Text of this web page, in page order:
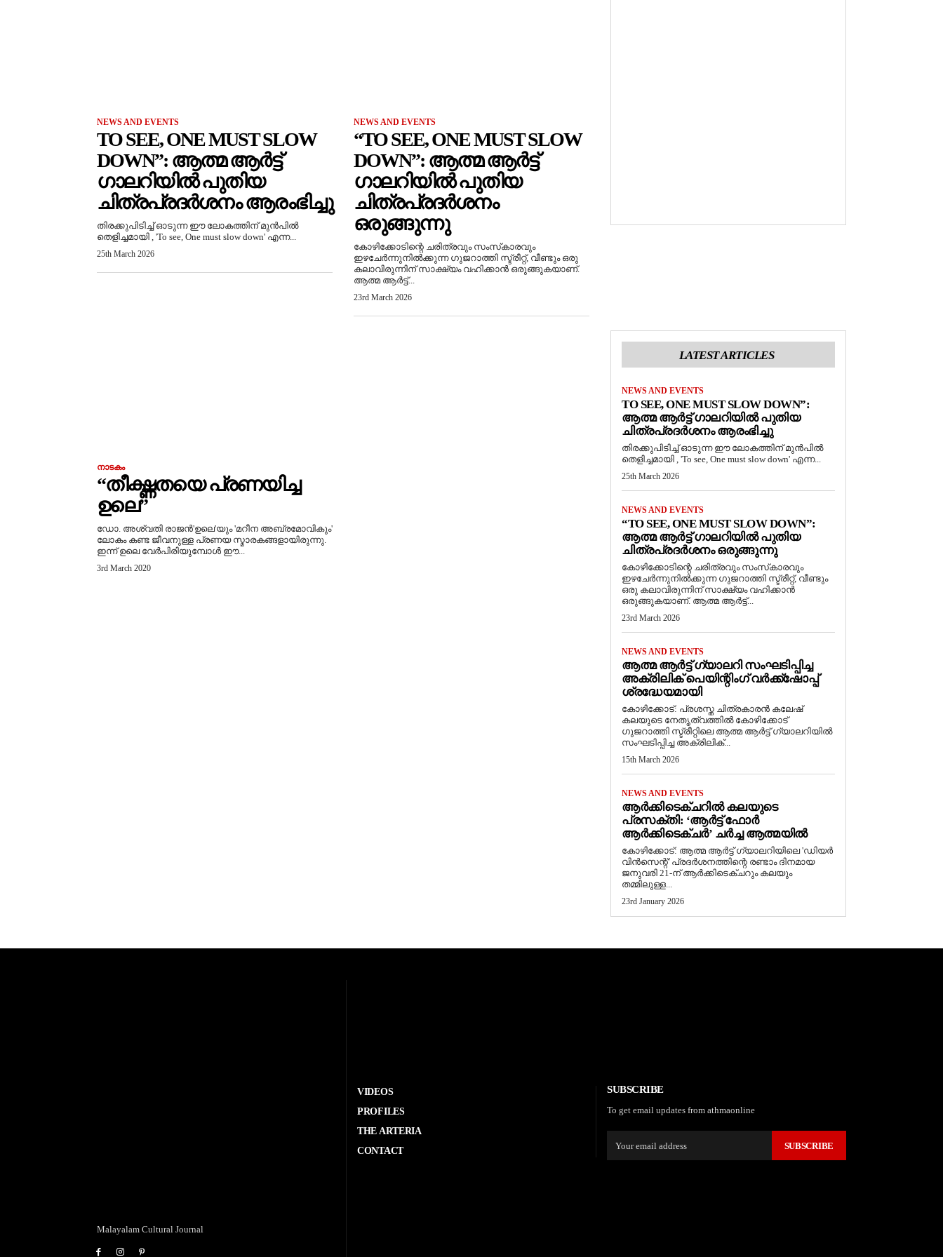
NEWS AND EVENTS
TO SEE, ONE MUST SLOW
DOWN”: ആത്മ ആർട്ട്
ഗാലറിയിൽ പുതിയ
ചിത്രപ്രദർശനം ആരംഭിച്ചു
തിരക്കുപിടിച്ച് ഓടുന്ന ഈ ലോകത്തിന് മുൻപിൽ
തെളിച്ചമായി , 'To see, One must slow down' എന്ന...
25th March 2026
NEWS AND EVENTS
“TO SEE, ONE MUST SLOW
DOWN”: ആത്മ ആർട്ട്
ഗാലറിയിൽ പുതിയ
ചിത്രപ്രദർശനം
ഒരുങ്ങുന്നു
കോഴിക്കോടിന്റെ ചരിത്രവും സംസ്‌കാരവും
ഇഴചേർന്നുനിൽക്കുന്ന ഗുജറാത്തി സ്ട്രീറ്റ്, വീണ്ടും ഒരു
കലാവിരുന്നിന് സാക്ഷ്യം വഹിക്കാൻ ഒരുങ്ങുകയാണ്.
ആത്മ ആർട്ട്...
23rd March 2026
നാടകം
“തീക്ഷ്ണതയെ പ്രണയിച്ച
ഉലെ”
ഡോ. അശ്വതി രാജൻ'ഉലെ'യും 'മറീന അബ്രമോവികും'
ലോകം കണ്ട ജീവനുള്ള പ്രണയ സ്മാരകങ്ങളായിരുന്നു.
ഇന്ന് ഉലെ വേർപിരിയുമ്പോൾ ഈ...
3rd March 2020
LATEST ARTICLES
NEWS AND EVENTS
TO SEE, ONE MUST SLOW DOWN”:
ആത്മ ആർട്ട് ഗാലറിയിൽ പുതിയ
ചിത്രപ്രദർശനം ആരംഭിച്ചു
തിരക്കുപിടിച്ച് ഓടുന്ന ഈ ലോകത്തിന് മുൻപിൽ
തെളിച്ചമായി , 'To see, One must slow down' എന്ന...
25th March 2026
NEWS AND EVENTS
“TO SEE, ONE MUST SLOW DOWN”:
ആത്മ ആർട്ട് ഗാലറിയിൽ പുതിയ
ചിത്രപ്രദർശനം ഒരുങ്ങുന്നു
കോഴിക്കോടിന്റെ ചരിത്രവും സംസ്‌കാരവും
ഇഴചേർന്നുനിൽക്കുന്ന ഗുജറാത്തി സ്ട്രീറ്റ്, വീണ്ടും
ഒരു കലാവിരുന്നിന് സാക്ഷ്യം വഹിക്കാൻ
ഒരുങ്ങുകയാണ്. ആത്മ ആർട്ട്...
23rd March 2026
NEWS AND EVENTS
ആത്മ ആർട്ട് ഗ്യാലറി സംഘടിപ്പിച്ച
അക്രിലിക് പെയിന്റിംഗ് വർക്ക്‌ഷോപ്പ്
ശ്രദ്ധേയമായി
കോഴിക്കോട്: പ്രശസ്ത ചിത്രകാരൻ കലേഷ്
കലയുടെ നേതൃത്വത്തിൽ കോഴിക്കോട്
ഗുജറാത്തി സ്ട്രീറ്റിലെ ആത്മ ആർട്ട് ഗ്യാലറിയിൽ
സംഘടിപ്പിച്ച അക്രിലിക്...
15th March 2026
NEWS AND EVENTS
ആർക്കിടെക്ചറിൽ കലയുടെ
പ്രസക്തി: ‘ആർട്ട് ഫോർ
ആർക്കിടെക്ചർ’ ചർച്ച ആത്മയിൽ
​കോഴിക്കോട്: ആത്മ ആർട്ട് ഗ്യാലറിയിലെ 'ഡിയർ
വിൻസെന്റ്' പ്രദർശനത്തിന്റെ രണ്ടാം ദിനമായ
ജനുവരി 21-ന് ആർക്കിടെക്ചറും കലയും
തമ്മിലുള്ള...
23rd January 2026
Malayalam Cultural Journal
VIDEOS
PROFILES
THE ARTERIA
CONTACT
SUBSCRIBE
To get email updates from athmaonline
SUBSCRIBE